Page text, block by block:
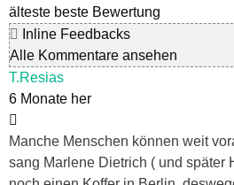
älteste beste Bewertung
Inline Feedbacks
Alle Kommentare ansehen
T.Resias
6 Monate her
Manche Menschen können weit
sang Marlene Dietrich ( und später